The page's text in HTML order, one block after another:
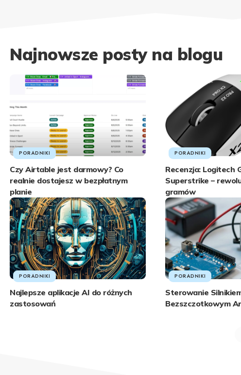
Najnowsze posty na blogu
PORADNIKI
Czy Airtable jest darmowy? Co
realnie dostajesz w bezpłatnym
planie
PORADNIKI
Recenzja: Logitech
Superstrike –
gramów
PORADNIKI
Najlepsze aplikacje AI do różnych
zastosowań
PORADNIKI
Sterowanie
Bezszczotkowym